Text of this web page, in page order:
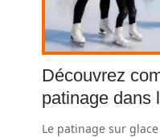
Découvrez
patinage dans
Le patinage sur